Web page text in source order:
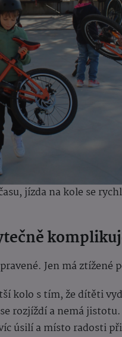
jízda na kole se
Jen má ztížené
kolo s tím, že dítěti
rozjíždí a nemá
úsilí a místo radosti